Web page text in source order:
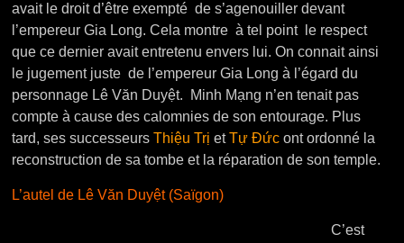
avait le droit d’être exempté de s’agenouiller devant
l’empereur Gia Long. Cela montre à tel point le respect
que ce dernier avait entretenu envers lui. On connait ainsi
le jugement juste de l’empereur Gia Long à l’égard du
personnage Lê Văn Duyệt. Minh Mạng n’en tenait pas
compte à cause des calomnies de son entourage. Plus
tard, ses successeursThiệu TrịetTự Đức ont ordonné la
reconstruction de sa tombe et la réparation de son temple.
L’autel de Lê Văn Duyệt (Saïgon)
C’est